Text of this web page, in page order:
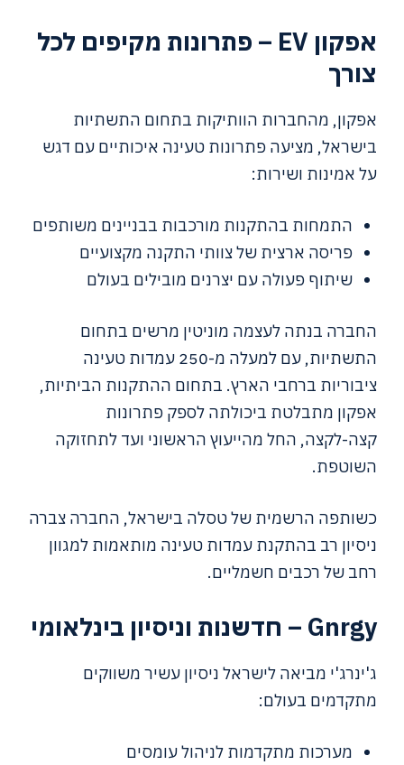
אפקון EV – פתרונות מקיפים לכל
צורך
אפקון, מהחברות הוותיקות בתחום התשתיות
בישראל, מציעה פתרונות טעינה איכותיים עם דגש
על אמינות ושירות:
התמחות בהתקנות מורכבות בבניינים משותפים
פריסה ארצית של צוותי התקנה מקצועיים
שיתוף פעולה עם יצרנים מובילים בעולם
החברה בנתה לעצמה מוניטין מרשים בתחום
התשתיות, עם למעלה מ-250 עמדות טעינה
ציבוריות ברחבי הארץ. בתחום ההתקנות הביתיות,
אפקון מתבלטת ביכולתה לספק פתרונות
קצה-לקצה, החל מהייעוץ הראשוני ועד לתחזוקה
השוטפת.
כשותפה הרשמית של טסלה בישראל, החברה צברה
ניסיון רב בהתקנת עמדות טעינה מותאמות למגוון
רחב של רכבים חשמליים.
Gnrgy – חדשנות וניסיון בינלאומי
ג'ינרג'י מביאה לישראל ניסיון עשיר משווקים
מתקדמים בעולם:
מערכות מתקדמות לניהול עומסים